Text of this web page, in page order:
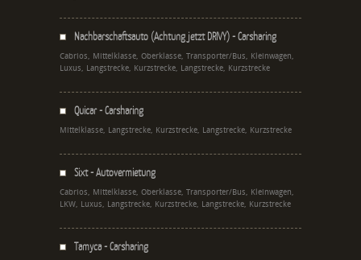
Nachbarschaftsauto (Achtung jetzt DRIVY) - Carsharing
Cabrios, Mittelklasse, Oberklasse, Transporter/Bus, Kleinwagen,
Luxus, Langstrecke, Kurzstrecke, Langstrecke, Kurzstrecke
Quicar - Carsharing
Mittelklasse, Langstrecke, Kurzstrecke, Langstrecke, Kurzstrecke
Sixt - Autovermietung
Cabrios, Mittelklasse, Oberklasse, Transporter/Bus, Kleinwagen,
LKW, Luxus, Langstrecke, Kurzstrecke, Langstrecke, Kurzstrecke
Tamyca - Carsharing